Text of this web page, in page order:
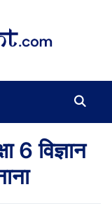
6 विज्ञान